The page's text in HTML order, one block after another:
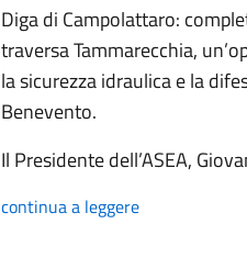
Diga di Campolattaro:
traversa Tammarecchia,
la sicurezza idraulica e la
Benevento.
Il Presidente dell’ASEA,
continua a leggere